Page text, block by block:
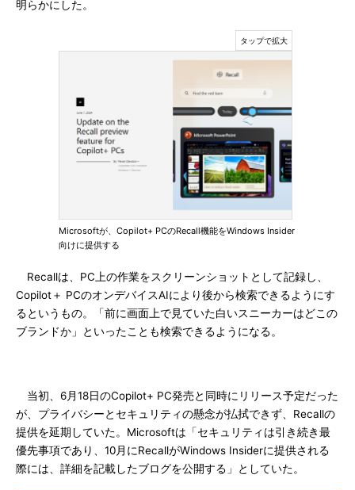
明らかにした。
Microsoftが、Copilot+ PCのRecall機能をWindows Insider
向けに提供する
Recallは、PC上の作業をスクリーンショットとして記録し、
Copilot＋ PCのオンデバイスAIにより後から検索できるようにす
るというもの。「前に画面上で見ていた白いスニーカーはどこの
ブランドか」といったことも検索できるようになる。
当初、6月18日のCopilot+ PC発売と同時にリリース予定だった
が、プライバシーとセキュリティの懸念が払拭できず、Recallの
提供を延期していた。Microsoftは「セキュリティは引き続き最
優先事項であり、10月にRecallがWindows Insiderに提供される
際には、詳細を記載したブログを公開する」としていた。